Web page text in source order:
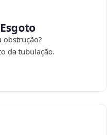
obstrução?
da tubulação.